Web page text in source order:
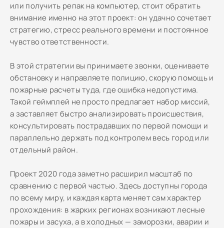
или получить репак на компьютер, стоит обратить
внимание именно на этот проект: он удачно сочетает
стратегию, стресс реального времени и постоянное
чувство ответственности.
В этой стратегии вы принимаете звонки, оцениваете
обстановку и направляете полицию, скорую помощь и
пожарные расчеты туда, где ошибка недопустима.
Такой геймплей не просто предлагает набор миссий,
а заставляет быстро анализировать происшествия,
консультировать пострадавших по первой помощи и
параллельно держать под контролем весь город или
отдельный район.
Проект 2020 года заметно расширил масштаб по
сравнению с первой частью. Здесь доступны города
по всему миру, и каждая карта меняет сам характер
прохождения: в жарких регионах возникают лесные
пожары и засуха, а в холодных — заморозки, аварии и